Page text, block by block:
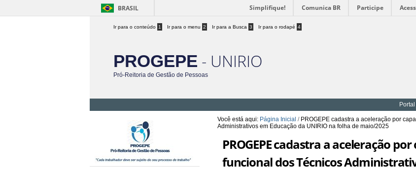
BRASIL Simplifique! Comunica BR Participe
Ir para o conteúdo 1 Ir para o menu 2 Ir para a Busca 3 Ir para o rodapé 4
PROGEPE - UNIRIO
Pró-Reitoria de Gestão de Pessoas
Você está aqui: Página Inicial / PROGEPE cadastra a aceleração por
Administrativos em Educação da UNIRIO na folha de maio/2025
PROGEPE cadastra a aceleração
funcional dos Técnicos